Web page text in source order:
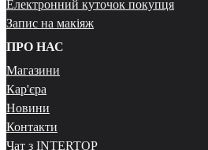
Електронний куточок покупця
Запис на макіяж
ПРО НАС
Магазини
Кар'єра
Новини
Контакти
Чат з INTERTOP